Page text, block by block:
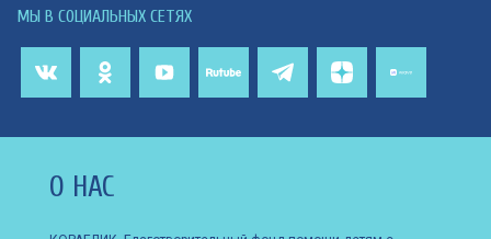
МЫ В СОЦИАЛЬНЫХ СЕТЯХ
О НАС